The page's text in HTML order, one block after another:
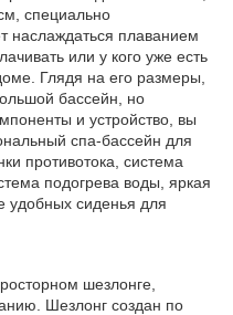
специально
наслаждаться плаванием
или у кого уже есть
Глядя на его размеры,
бассейн, но
и устройство, вы
спа-бассейн для
противотока, система
подогрева воды, яркая
удобных сиденья для
шезлонге,
Шезлонг создан по